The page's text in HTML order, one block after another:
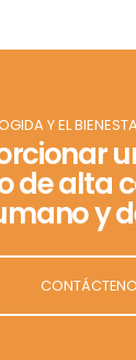
Y EL
de alta
y